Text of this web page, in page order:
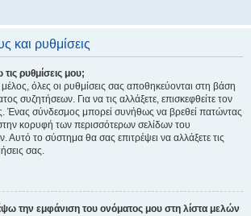
και ρυθμίσεις
ρυθμίσεις μου;
μέλος, όλες οι ρυθμίσεις σας αποθηκεύονται στη βάση
συζητήσεων. Για να τις αλλάξετε, επισκεφθείτε τον
Ένας σύνδεσμος μπορεί συνήθως να βρεθεί πατώντας
κορυφή των περισσότερων σελίδων του
Αυτό το σύστημα θα σας επιτρέψει να αλλάξετε τις
σας.
την εμφάνιση του ονόματος μου στη λίστα μελών